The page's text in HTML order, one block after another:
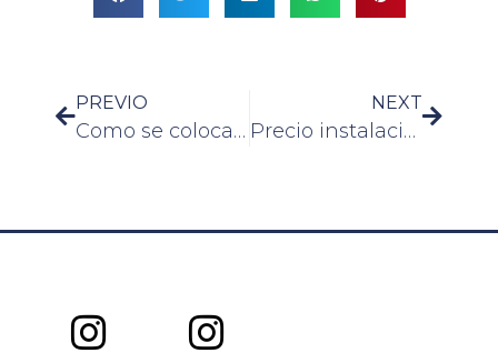
PREVIO
Como se colocan las bisagras
NEXT
Precio instalacion calefaccion radiadores agua